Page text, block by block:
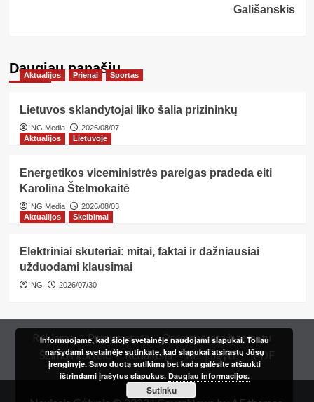
Gališanskis
Daugiau panašių…
Aktualijos Prienai Sportas
Lietuvos sklandytojai liko šalia prizininkų
NG Media
2026/08/07
Aktualijos
Lietuvoje
Energetikos viceministrės pareigas pradeda eiti
Karolina Štelmokaitė
NG Media
2026/08/03
Aktualijos
Skelbimai
Elektriniai skuteriai: mitai, faktai ir dažniausiai
užduodami klausimai
NG 2026/07/30
Reklama Prenumerata
Prenumerata internetu
Šeimos kortelė
Redakcija Kur įsigyti? PDF
Informuojame, kad šioje svetainėje naudojami slapukai. Toliau
naršydami svetainėje sutinkate, kad slapukai atsirastų Jūsų
įrenginyje. Savo duotą sutikimą bet kada galėsite atšaukti
ištrindami įrašytus slapukus. Daugiau informacijos.
Sutinku